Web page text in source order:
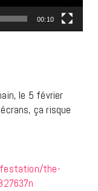
00:10
le 5 février
ça risque
the-